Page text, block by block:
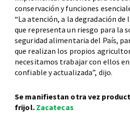
conservación y funciones
“La atención, a la degradación de
que representa un riesgo para la
seguridad alimentaria del País,
que realizan los propios
necesitamos trabajar con ellos
confiable y actualizada”, dijo.
Se manifiestan otra vez
frijol. Zacatecas